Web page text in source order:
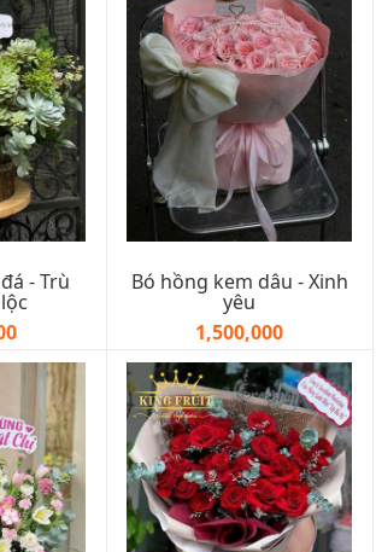
- Trù Bó hồng kem dâu - Xinh
yêu
1,500,000